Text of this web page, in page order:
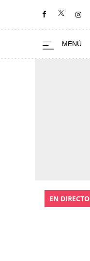
EN DIRECTO